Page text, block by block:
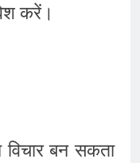
करें।
बन सकता